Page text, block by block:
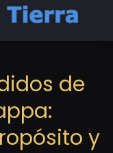
de
y